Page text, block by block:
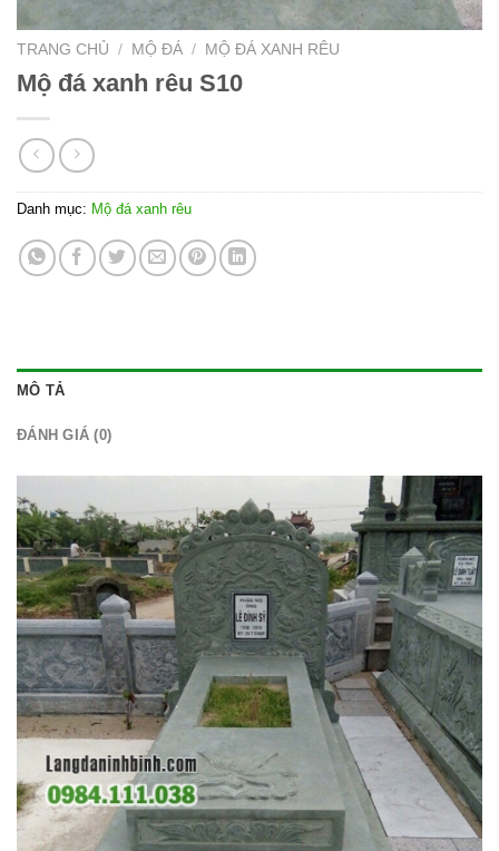
TRANG CHỦ / MỘ ĐÁ / MỘ ĐÁ XANH RÊU
Mộ đá xanh rêu S10
Danh mục: Mộ đá xanh rêu
MÔ TẢ
ĐÁNH GIÁ (0)